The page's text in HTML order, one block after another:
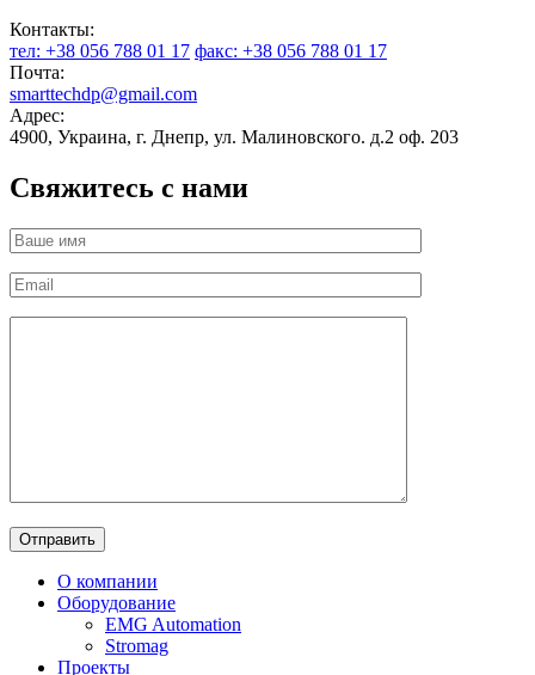
Контакты:
тел: +38 056 788 01 17 факс: +38 056 788 01 17
Почта:
smarttechdp@gmail.com
Адрес:
4900, Украина, г. Днепр, ул. Малиновского. д.2 оф. 203
Свяжитесь с нами
О компании
Оборудование
EMG Automation
Stromag
Проекты